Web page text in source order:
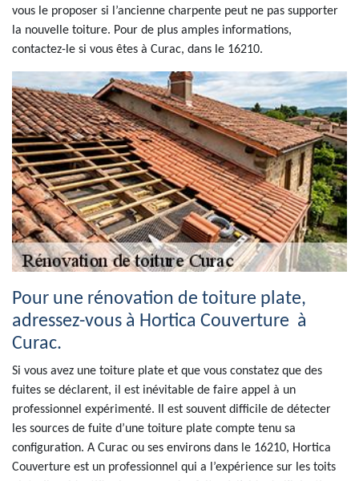
vous le proposer si l’ancienne charpente peut ne pas supporter
la nouvelle toiture. Pour de plus amples informations,
contactez-le si vous êtes à Curac, dans le 16210.
Pour une rénovation de toiture plate,
adressez-vous à Hortica Couverture à
Curac.
Si vous avez une toiture plate et que vous constatez que des
fuites se déclarent, il est inévitable de faire appel à un
professionnel expérimenté. Il est souvent difficile de détecter
les sources de fuite d’une toiture plate compte tenu sa
configuration. A Curac ou ses environs dans le 16210, Hortica
Couverture est un professionnel qui a l’expérience sur les toits